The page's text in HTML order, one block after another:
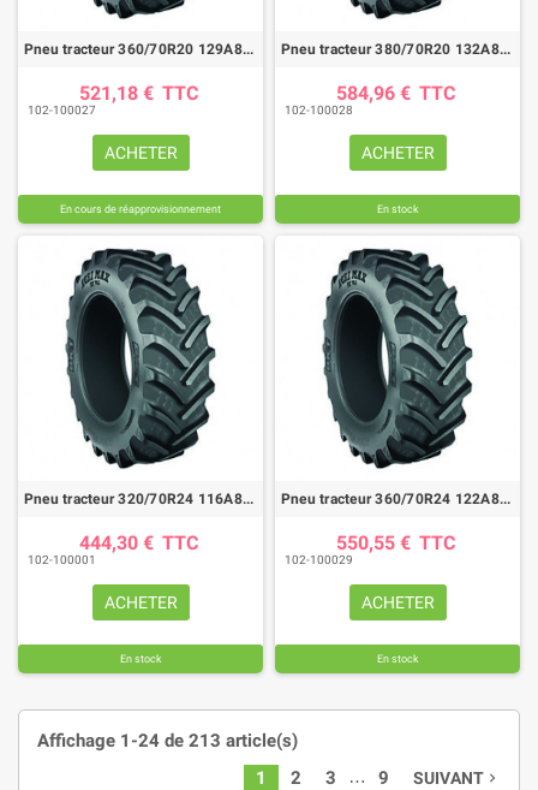
Pneu tracteur 360/70R20 129A8/B AGRIMAX RT765
521,18 € TTC
102-100027
ACHETER
En cours de réapprovisionnement
Pneu tracteur 380/70R20 132A8/B AGRIMAX RT765
584,96 € TTC
102-100028
ACHETER
En stock
Pneu tracteur 320/70R24 116A8/B(116D) AGRIMAX RT765
444,30 € TTC
102-100001
ACHETER
En stock
Pneu tracteur 360/70R24 122A8/B(122D) AGRIMAX RT765
550,55 € TTC
102-100029
ACHETER
En stock
Affichage 1-24 de 213 article(s)
1
2 3 … 9 SUIVANT navigate_next